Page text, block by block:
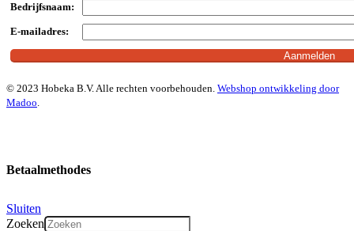
Bedrijfsnaam:
E-mailadres:
© 2023 Hobeka B.V. Alle rechten voorbehouden. Webshop ontwikkeling door
Madoo.
Betaalmethodes
Sluiten
Zoeken